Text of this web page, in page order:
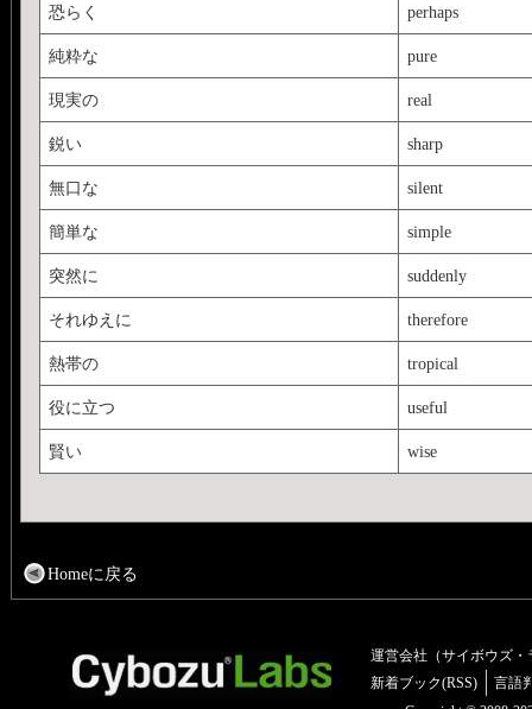
恐らく perhaps
純粋な pure
現実の real
鋭い sharp
無口な silent
簡単な simple
突然に suddenly
それゆえに therefore
熱帯の tropical
役に立つ useful
賢い wise
Homeに戻る
運営会社（サイボウズ・
新着ブック(RSS)
言語